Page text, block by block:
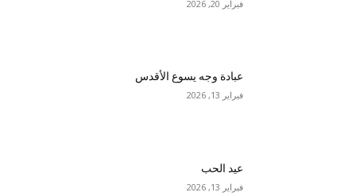
فبراير 20, 2026
عبادة وجه يسوع الأقدس
فبراير 13, 2026
عيد الحب
فبراير 13, 2026